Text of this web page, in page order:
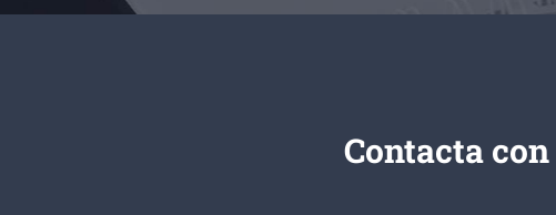
Contacta con